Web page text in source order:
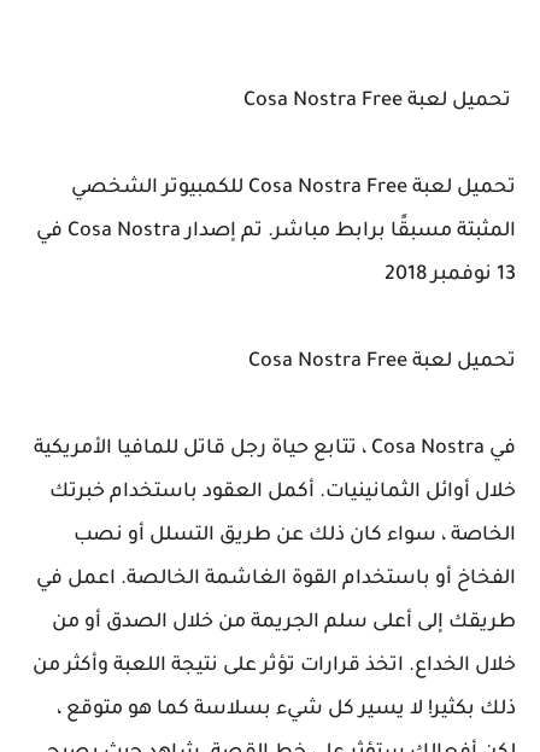
تحميل لعبة Cosa Nostra Free
تحميل لعبة Cosa Nostra Free للكمبيوتر الشخصي
المثبتة مسبقًا برابط مباشر. تم إصدار Cosa Nostra في
13 نوفمبر 2018
تحميل لعبة Cosa Nostra Free
في Cosa Nostra ، تتابع حياة رجل قاتل للمافيا الأمريكية
خلال أوائل الثمانينيات. أكمل العقود باستخدام خبرتك
الخاصة ، سواء كان ذلك عن طريق التسلل أو نصب
الفخاخ أو باستخدام القوة الغاشمة الخالصة. اعمل في
طريقك إلى أعلى سلم الجريمة من خلال الصدق أو من
خلال الخداع. اتخذ قرارات تؤثر على نتيجة اللعبة وأكثر من
ذلك بكثير! لا يسير كل شيء بسلاسة كما هو متوقع ،